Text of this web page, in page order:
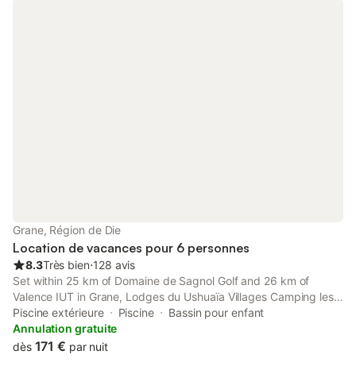
Grane, Région de Die
Location de vacances pour 6 personnes
8.3Très bien⋅128 avis
Set within 25 km of Domaine de Sagnol Golf and 26 km of
Valence IUT in Grane, Lodges du Ushuaïa Villages Camping les
4 Saisons features accommodation with seating area. This
property offers access to a terrace and free private parking.
Piscine extérieure Piscine
Bassin pour enfant
Annulation gratuite
dès 171 € par nuit